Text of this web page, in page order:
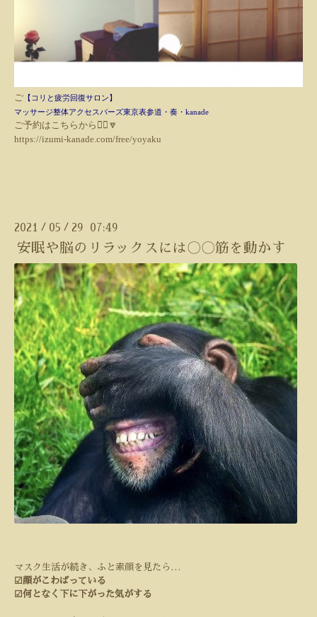
ご 【コリと疲労回復サロン】
マッサージ整体アクセスバーズ東京表参道・奏・kanade
ご予約はこちらから💁‍♀️🔽
https://izumi-kanade.com/free/yoyaku
2021 / 05 / 29 07:49
安眠や脳のリラックスには〇〇筋を動かす
マスク生活が続き、ふと素顔を見たら …
☑︎ 顔がこわばっている
☑︎何となく下に下がった気がする